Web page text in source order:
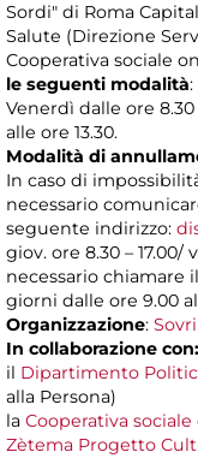
Sordi" di Roma
Salute (Direzione
Cooperativa sociale
le seguenti modalità:
Venerdì dalle ore
alle ore 13.30.
Modalità di
In caso di
necessario
seguente indirizzo:
giov. ore 8.30 – 17.00/
necessario chiamare
giorni dalle ore 9.00
Organizzazione:
In collaborazione con:
il Dipartimento
alla Persona)
la Cooperativa
Zètema Progetto